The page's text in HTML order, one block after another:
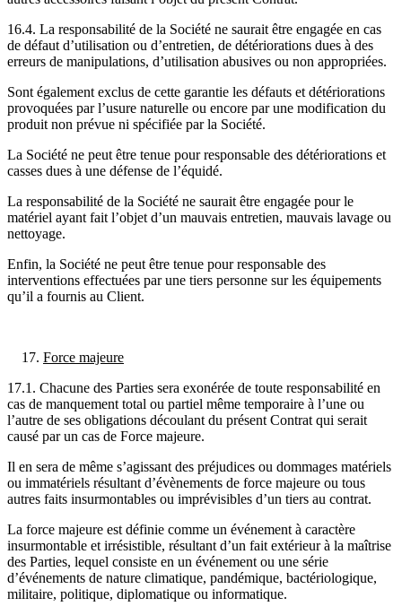
16.4. La responsabilité de la Société ne saurait être engagée en cas
de défaut d’utilisation ou d’entretien, de détériorations dues à des
erreurs de manipulations, d’utilisation abusives ou non appropriées.
Sont également exclus de cette garantie les défauts et détériorations
provoquées par l’usure naturelle ou encore par une modification du
produit non prévue ni spécifiée par la Société.
La Société ne peut être tenue pour responsable des détériorations et
casses dues à une défense de l’équidé.
La responsabilité de la Société ne saurait être engagée pour le
matériel ayant fait l’objet d’un mauvais entretien, mauvais lavage ou
nettoyage.
Enfin, la Société ne peut être tenue pour responsable des
interventions effectuées par une tiers personne sur les équipements
qu’il a fournis au Client.
Force majeure
17.1. Chacune des Parties sera exonérée de toute responsabilité en
cas de manquement total ou partiel même temporaire à l’une ou
l’autre de ses obligations découlant du présent Contrat qui serait
causé par un cas de Force majeure.
Il en sera de même s’agissant des préjudices ou dommages matériels
ou immatériels résultant d’évènements de force majeure ou tous
autres faits insurmontables ou imprévisibles d’un tiers au contrat.
La force majeure est définie comme un événement à caractère
insurmontable et irrésistible, résultant d’un fait extérieur à la maîtrise
des Parties, lequel consiste en un événement ou une série
d’événements de nature climatique, pandémique, bactériologique,
militaire, politique, diplomatique ou informatique.